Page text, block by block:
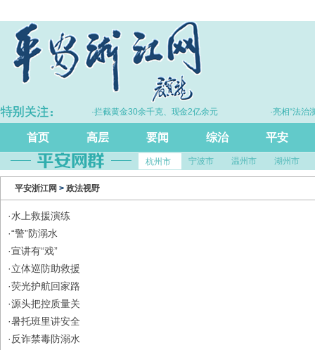
·拦截黄金30余千克、现金2亿余元
·亮相“法治浙
首页 高层 要闻 综治 平安
杭州市 宁波市 温州市 湖州市
平安浙江网 > 政法视野
·水上救援演练
·“警”防溺水
·宣讲有“戏”
·立体巡防助救援
·荧光护航回家路
·源头把控质量关
·暑托班里讲安全
· 反诈禁毒防溺水